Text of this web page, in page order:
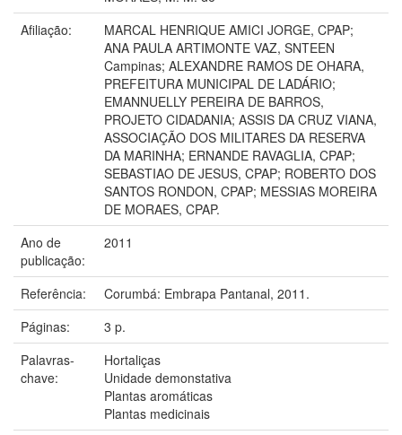
Afiliação:
MARCAL HENRIQUE AMICI JORGE, CPAP;
ANA PAULA ARTIMONTE VAZ, SNTEEN
Campinas; ALEXANDRE RAMOS DE OHARA,
PREFEITURA MUNICIPAL DE LADÁRIO;
EMANNUELLY PEREIRA DE BARROS,
PROJETO CIDADANIA; ASSIS DA CRUZ VIANA,
ASSOCIAÇÃO DOS MILITARES DA RESERVA
DA MARINHA; ERNANDE RAVAGLIA, CPAP;
SEBASTIAO DE JESUS, CPAP; ROBERTO DOS
SANTOS RONDON, CPAP; MESSIAS MOREIRA
DE MORAES, CPAP.
Ano de
publicação:
2011
Referência:
Corumbá: Embrapa Pantanal, 2011.
Páginas:
3 p.
Palavras-
chave:
Hortaliças
Unidade demonstativa
Plantas aromáticas
Plantas medicinais